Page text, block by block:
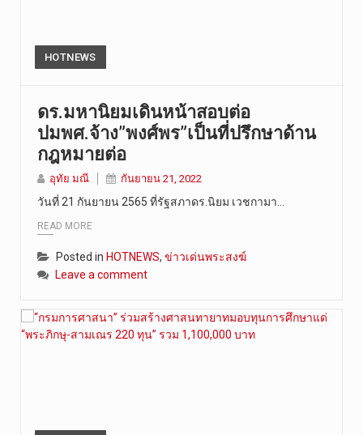
HOTNEWS
ดร.มหานิยมเดินหน้าสอบต่อ
ปมพศ.จ้าง”พงศ์พร”เป็นที่ปรึกษาด้าน
กฎหมายต่อ
อุทัย มณี กันยายน 21, 2022
วันที่ 21 กันยายน 2565 ที่รัฐสภาดร.นิยม เวชกามา…
READ MORE
Posted in HOTNEWS, ข่าวเด่นพระสงฆ์
Leave a comment